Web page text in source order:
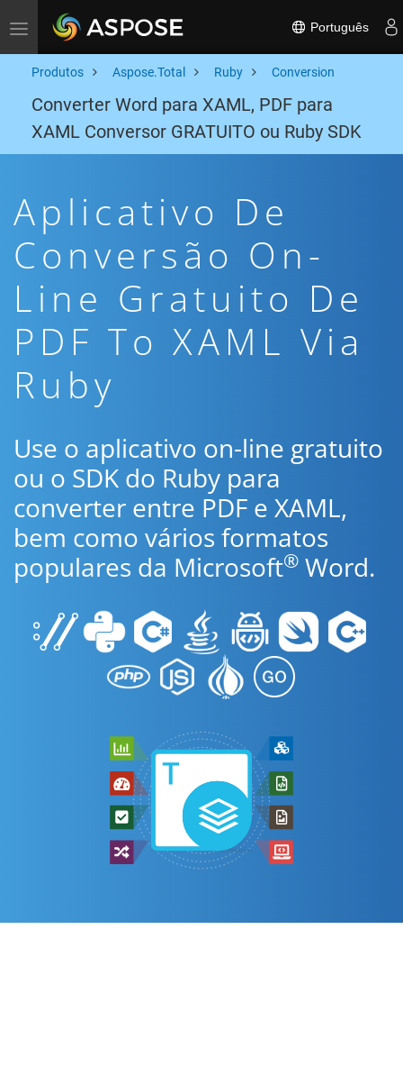
Toggle navigation Português
Produtos Aspose.Total Ruby Conversion
Converter Word para XAML, PDF para
XAML Conversor GRATUITO ou Ruby SDK
Aplicativo De
Conversão On-
Line Gratuito De
PDF To XAML Via
Ruby
Use o aplicativo on-line gratuito
ou o SDK do Ruby para
converter entre PDF e XAML,
bem como vários formatos
populares da Microsoft® Word.